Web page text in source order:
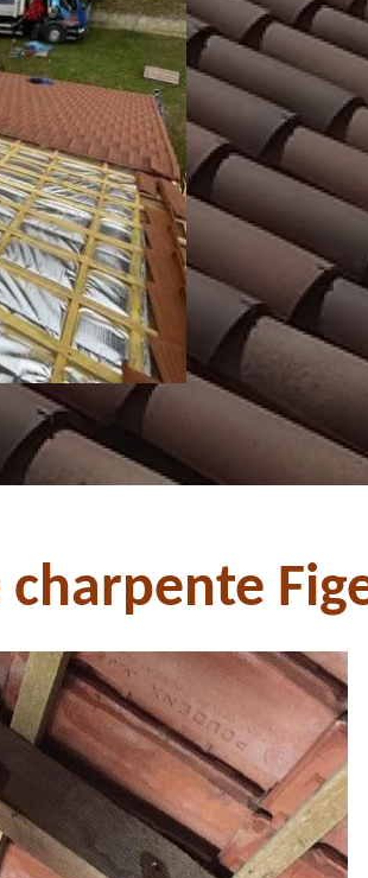
charpente